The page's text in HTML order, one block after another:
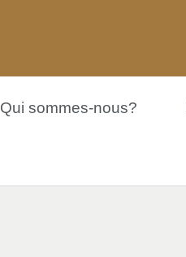
Qui sommes-nous?